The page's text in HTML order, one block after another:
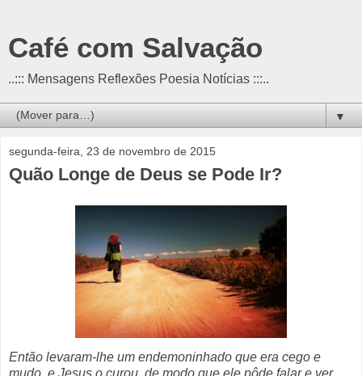
Café com Salvação
..::: Mensagens Reflexões Poesia Notícias :::..
▼
segunda-feira, 23 de novembro de 2015
Quão Longe de Deus se Pode Ir?
Então levaram-lhe um endemoninhado que era cego e
mudo, e Jesus o curou, de modo que ele pôde falar e ver.